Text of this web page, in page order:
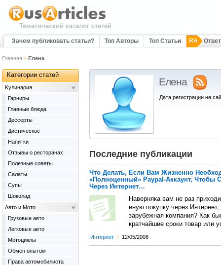
Тематический каталог статей
Зачем публиковать статьи? Топ Авторы Топ Статьи RA
Главная > Елена
Елена
Дата регистрации на
Последние публикации
Что Делать, Если Вам Жизненно
«Полноценный» Paypal-Аккаунт, Чтобы
Через Интернет…
Наверняка вам не раз
иную покупку через
зарубежная компания? Как
кратчайшие сроки товар или
Интернет l 12/05/2008
Категории статей
Kулинария
Гарниры
Главные блюда
Дессерты
Диетическое
Напитки
Отзывы о ресторанах
Полезные советы
Салаты
Супы
Шоколад
Авто и Мото
Грузовые авто
Легковые авто
Мотоциклы
Обмен опытом
Права автомобилиста